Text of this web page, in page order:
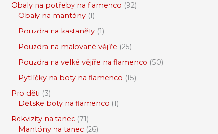
Obaly na potřeby na flamenco 92
Obaly na mantóny 1
Pouzdra na kastaněty 1
Pouzdra na malované vějíře 25
Pouzdra na velké vějíře na flamenco 50
Pytlíčky na boty na flamenco 15
Pro děti 3
Dětské boty na flamenco 1
Rekvizity na tanec 71
Mantóny na tanec 26